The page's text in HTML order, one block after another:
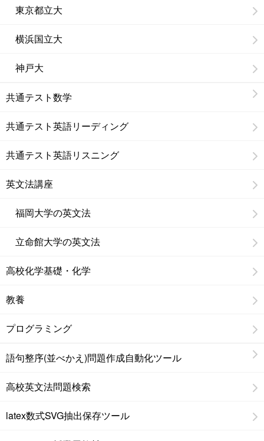
東京都立大
横浜国立大
神戸大
共通テスト数学
共通テスト英語リーディング
共通テスト英語リスニング
英文法講座
福岡大学の英文法
立命館大学の英文法
高校化学基礎・化学
教養
プログラミング
語句整序(並べかえ)問題作成自動化ツール
高校英文法問題検索
latex数式SVG抽出保存ツール